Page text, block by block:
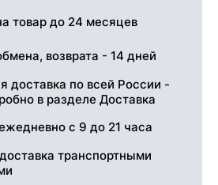
товар до 24 месяцев
возврата - 14 дней
доставка по всей России -
в разделе Доставка
с 9 до 21 часа
транспортными